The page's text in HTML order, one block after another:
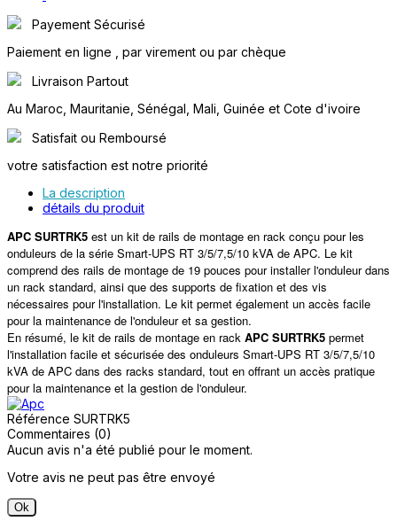
Payement Sécurisé
Paiement en ligne , par virement ou par chèque
Livraison Partout
Au Maroc, Mauritanie, Sénégal, Mali, Guinée et Cote d'ivoire
Satisfait ou Remboursé
votre satisfaction est notre priorité
La description
détails du produit
APC SURTRK5 est un kit de rails de montage en rack conçu pour les
onduleurs de la série Smart-UPS RT 3/5/7,5/10 kVA de APC. Le kit
comprend des rails de montage de 19 pouces pour installer l'onduleur dans
un rack standard, ainsi que des supports de fixation et des vis
nécessaires pour l'installation. Le kit permet également un accès facile
pour la maintenance de l'onduleur et sa gestion.
En résumé, le kit de rails de montage en rack APC SURTRK5 permet
l'installation facile et sécurisée des onduleurs Smart-UPS RT 3/5/7,5/10
kVA de APC dans des racks standard, tout en offrant un accès pratique
pour la maintenance et la gestion de l'onduleur.
Référence SURTRK5
Commentaires (0)
Aucun avis n'a été publié pour le moment.
Votre avis ne peut pas être envoyé
Ok